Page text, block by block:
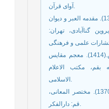
آوای قرآن.
ابن خلدون، عبدالرحمان(1366). مقدمه العبر و دیوان
گناآبادی، تهران:
ابن فارس، احمد بن فارس.(1414). معجم مقایس
بقم، مکتب الاعلام
الاسلامی.
تفتازانی، مسعود بن عمر(1370). مختصر المعانی،
قم: دارالفکر.